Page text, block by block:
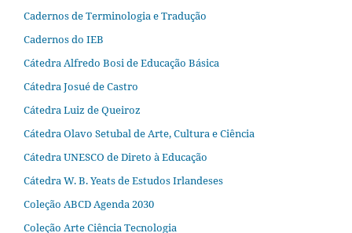
Cadernos de Terminologia e Tradução
Cadernos do IEB
Cátedra Alfredo Bosi de Educação Básica
Cátedra Josué de Castro
Cátedra Luiz de Queiroz
Cátedra Olavo Setubal de Arte, Cultura e Ciência
Cátedra UNESCO de Direto à Educação
Cátedra W. B. Yeats de Estudos Irlandeses
Coleção ABCD Agenda 2030
Coleção Arte Ciência Tecnologia